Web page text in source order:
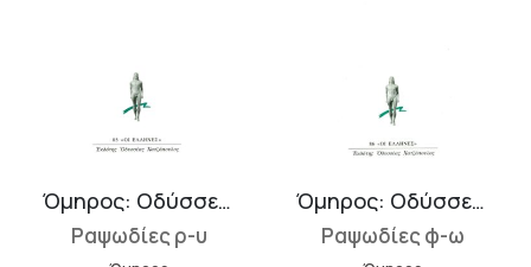
Όμηρος: Οδύσσεια 5
Ραψωδίες ρ-υ
Όμηρος: Οδύσσεια 6
Ραψωδίες φ-ω